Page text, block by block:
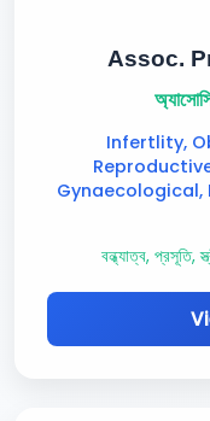
Assoc.
Infertlity,
বন্ধ্যাত্ব, প্রসূতি,